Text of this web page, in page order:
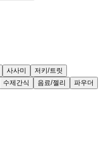
사사미
저키/트릿
수제간식 음료/젤리 파우더